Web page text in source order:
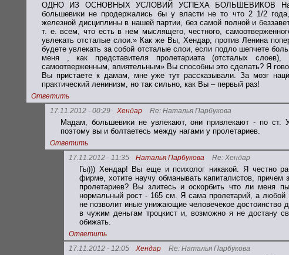
ОДНО ИЗ ОСНОВНЫХ УСЛОВИЙ УСПЕХА БОЛЬШЕВИКОВ
большевики не продержались бы у власти не то что 2 1/2
железной дисциплины в нашей партии, без самой полной и
т. е. всем, что есть в нем мыслящего, честного,
увлекать отсталые слои.» Как же Вы, Хендар, против Ленина
будете увлекать за собой отсталые слои, если подло шепчете
меня , как представителя пролетариата (отсталых
самоотверженным, влиятельным» Вы способны это сделать? Я
Вы пристаете к дамам, мне уже тут рассказывали. За мозг
практический ленинизм, но так сильно, как Вы – первый раз!
Ответить
17.11.2012 - 00:29
Хендар Re: Наталья Парбукова
Мадам, большевики не увлекают, они привлекают - по ст.
поэтому вы и болтаетесь между нагами у пролетариев.
Ответить
17.11.2012 - 11:35
Наталья Парбукова Re: Хендар
Гы))) Хендар! Вы еще и психолог никакой. Я честно
фирме, хотите научу обманывать капиталистов, причем
пролетариев? Вы злитесь и оскорбить что ли меня
нормальный рост - 165 см. Я сама пролетарий, а любой
не позволит иные унижающие человечекое достоинство
в чужим деньгам троцкист и, возможно я не достану
обижать.
Ответить
17.11.2012 - 12:05
Хендар Re: Наталья Парбукова